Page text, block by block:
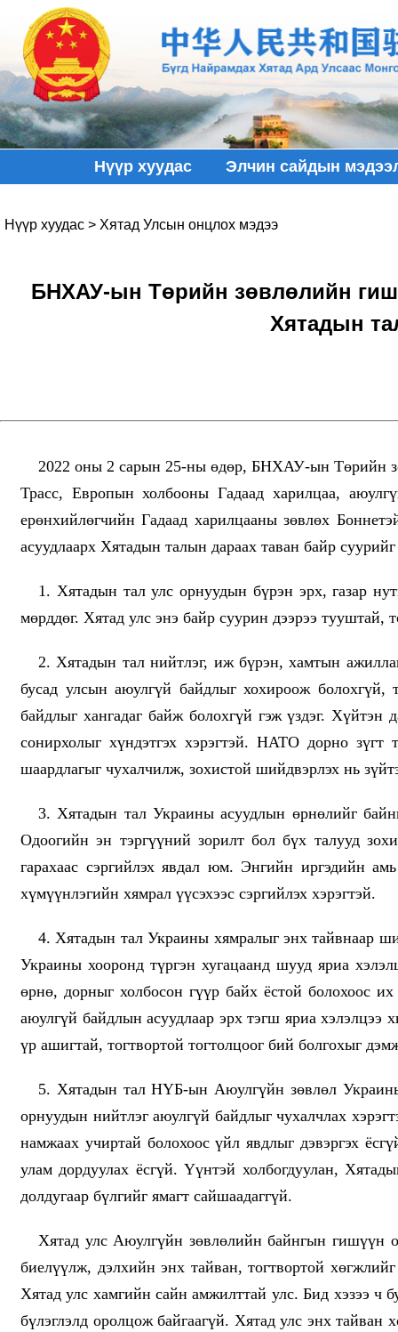
Нүүр хуудас Элчин сайдын
Нүүр хуудас > Хятад Улсын онцлох мэдээ
БНХАУ-ын Төрийн зөвлөлийн
Хятадын
2022 оны 2 сарын 25-ны өдөр, БНХАУ-ын Төрийн
Трасс, Европын холбооны Гадаад харилцаа,
ерөнхийлөгчийн Гадаад харилцааны зөвлөх
асуудлаарх Хятадын талын дараах таван байр
1. Хятадын тал улс орнуудын бүрэн эрх, газар
мөрддөг. Хятад улс энэ байр суурин дээрээ тууштай,
2. Хятадын тал нийтлэг, иж бүрэн, хамтын
бусад улсын аюулгүй байдлыг хохироож болохгүй,
байдлыг хангадаг байж болохгүй гэж үздэг.
сонирхолыг хүндэтгэх хэрэгтэй. НАТО дорно
шаардлагыг чухалчилж, зохистой шийдвэрлэх нь
3. Хятадын тал Украины асуудлын өрнөлийг
Одоогийн эн тэргүүний зорилт бол бүх талууд
гарахаас сэргийлэх явдал юм. Энгийн иргэдийн
хүмүүнлэгийн хямрал үүсэхээс сэргийлэх хэрэгтэй.
4. Хятадын тал Украины хямралыг энх тайвнаар
Украины хооронд түргэн хугацаанд шууд яриа
өрнө, дорныг холбосон гүүр байх ёстой болохоос
аюулгүй байдлын асуудлаар эрх тэгш яриа
үр ашигтай, тогтвортой тогтолцоог бий болгохыг
5. Хятадын тал НҮБ-ын Аюулгүйн зөвлөл Украины
орнуудын нийтлэг аюулгүй байдлыг чухалчлах
намжаах учиртай болохоос үйл явдлыг дэвэргэх
улам дордуулах ёсгүй. Үүнтэй холбогдуулан,
долдугаар бүлгийг ямагт сайшаадаггүй.
Хятад улс Аюулгүйн зөвлөлийн байнгын гишүүн
биелүүлж, дэлхийн энх тайван, тогтвортой
Хятад улс хамгийн сайн амжилттай улс. Бид хэзээ ч
бүлэглэлд оролцож байгаагүй. Хятад улс энх